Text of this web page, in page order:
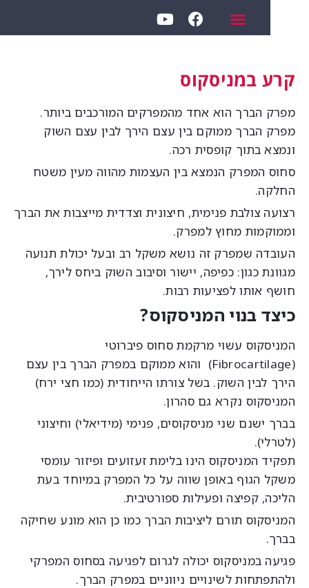
במניסקוס
הברך הוא אחד מהמפרקים המורכבים ביותר.
הברך ממוקם בין עצם הירך לבין עצם השוק
בתוך קופסית רכה.
המפרק הנמצא בין העצמות מהווה מעין משטח
צולבת פנימית, חיצונית וצדדית מייצבות את הברך
מחוץ למפרק.
שמפרק זה נושא משקל רב ובעל יכולת תנועה
כגון: כפיפה, יישור וסיבוב השוק ביחס לירך,
אותו לפציעות רבות.
בנוי המניסקוס?
עשוי מרקמת סחוס פיברוטי
(Fibrocartilage) והוא ממוקם במפרק הברך בין עצם
לבין השוק. בשל צורתו הייחודית (כמו חצי ירח)
נקרא גם סהרון.
ישנם שני מניסקוסים, פנימי (מידיאלי) וחיצוני
המניסקוס הינו בלימת זעזועים ופיזור עומסי
הגוף באופן שווה על כל המפרק במיוחד בעת
קפיצה ופעילות ספורטיבית.
תורם ליציבות הברך כמו כן הוא מונע שחיקה
במניסקוס יכולה לגרום לפגיעה בסחוס המפרקי
לשינויים ניווניים במפרק הברך.